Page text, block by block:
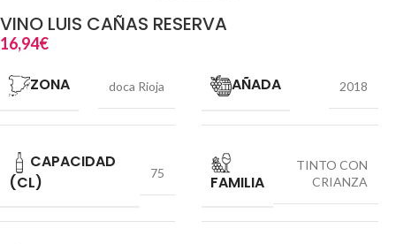
VINO LUIS CAÑAS RESERVA
16,94€
ZONA doca Rioja AÑADA 2018
CAPACIDAD
(CL)
75 FAMILIA
TINTO CON
CRIANZA